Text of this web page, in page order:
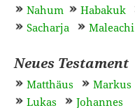
Nahum
Habakuk
Sacharja
Maleachi
Neues Testament
Matthäus
Markus
Lukas
Johannes